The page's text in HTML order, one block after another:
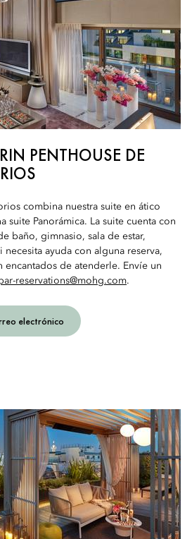
PENTHOUSE DE
combina nuestra suite en ático
suite Panorámica. La suite cuenta con
baño, gimnasio, sala de estar,
ayuda con alguna reserva,
encantados de atenderle. Envíe un
reservations@mohg.com.
electrónico